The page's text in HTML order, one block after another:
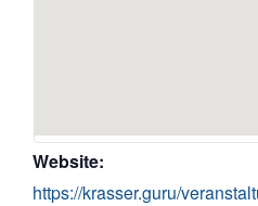
Website:
https://krasser.guru/